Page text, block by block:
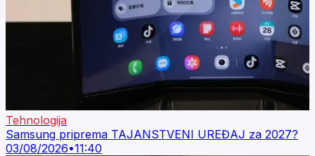
Tehnologija
Samsung priprema TAJANSTVENI UREĐAJ za 2027?
03/08/2026•11:40